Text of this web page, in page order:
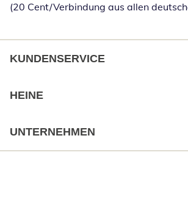
(20 Cent/Verbindung aus allen
KUNDENSERVICE
HEINE
UNTERNEHMEN